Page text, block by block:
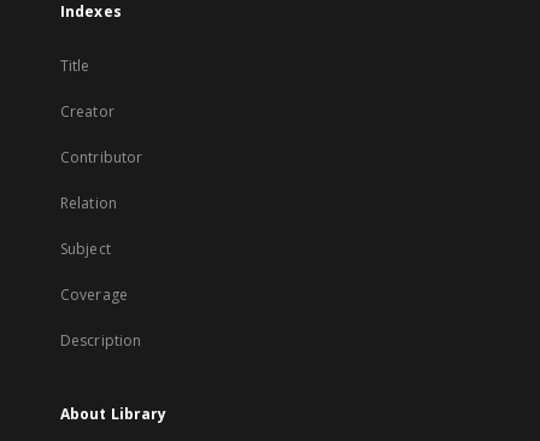
Indexes
Title
Creator
Contributor
Relation
Subject
Coverage
Description
About Library